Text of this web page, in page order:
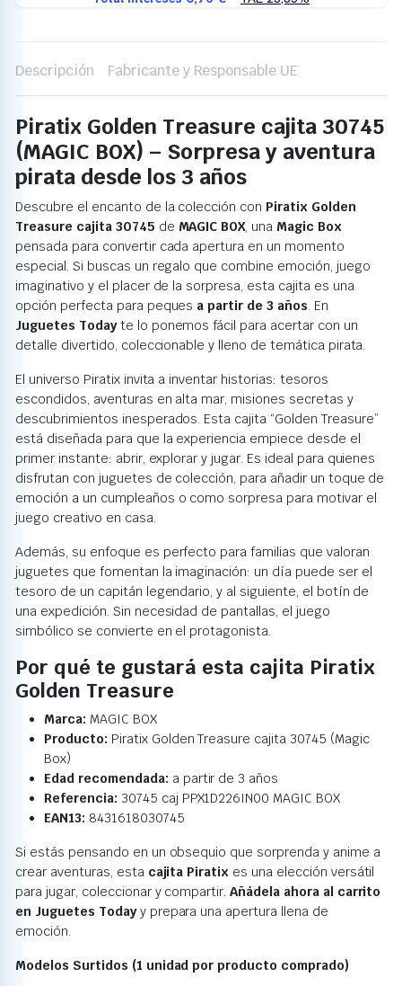
Descripción Fabricante y Responsable UE
Piratix Golden Treasure cajita 30745
(MAGIC BOX) – Sorpresa y aventura
pirata desde los 3 años
Descubre el encanto de la colección con Piratix Golden
Treasure cajita 30745 de MAGIC BOX, una Magic Box
pensada para convertir cada apertura en un momento
especial. Si buscas un regalo que combine emoción, juego
imaginativo y el placer de la sorpresa, esta cajita es una
opción perfecta para peques a partir de 3 años. En
Juguetes Todayte lo ponemos fácil para acertar con un
detalle divertido, coleccionable y lleno de temática pirata.
El universo Piratix invita a inventar historias: tesoros
escondidos, aventuras en alta mar, misiones secretas y
descubrimientos inesperados. Esta cajita “Golden Treasure”
está diseñada para que la experiencia empiece desde el
primer instante: abrir, explorar y jugar. Es ideal para quienes
disfrutan con juguetes de colección, para añadir un toque de
emoción a un cumpleaños o como sorpresa para motivar el
juego creativo en casa.
Además, su enfoque es perfecto para familias que valoran
juguetes que fomentan la imaginación: un día puede ser el
tesoro de un capitán legendario, y al siguiente, el botín de
una expedición. Sin necesidad de pantallas, el juego
simbólico se convierte en el protagonista.
Por qué te gustará esta cajita Piratix
Golden Treasure
Marca: MAGIC BOX
Producto: Piratix Golden Treasure cajita 30745 (Magic
Box)
Edad recomendada: a partir de 3 años
Referencia: 30745 caj PPX1D226IN00 MAGIC BOX
EAN13: 8431618030745
Si estás pensando en un obsequio que sorprenda y anime a
crear aventuras, esta cajita Piratix es una elección versátil
para jugar, coleccionar y compartir.Añádela ahora al carrito
en Juguetes Todayy prepara una apertura llena de
emoción.
Modelos Surtidos (1 unidad por producto comprado)